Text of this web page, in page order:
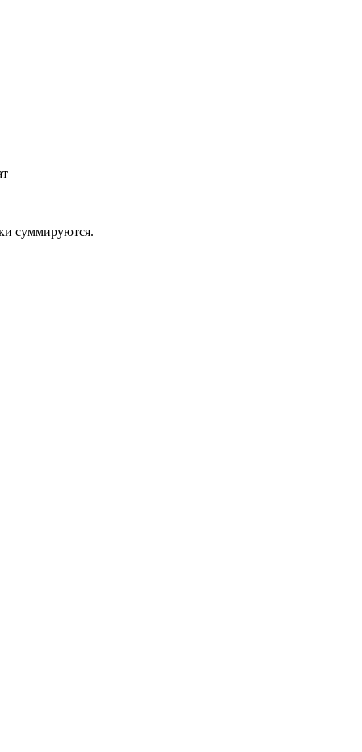
суммируются.